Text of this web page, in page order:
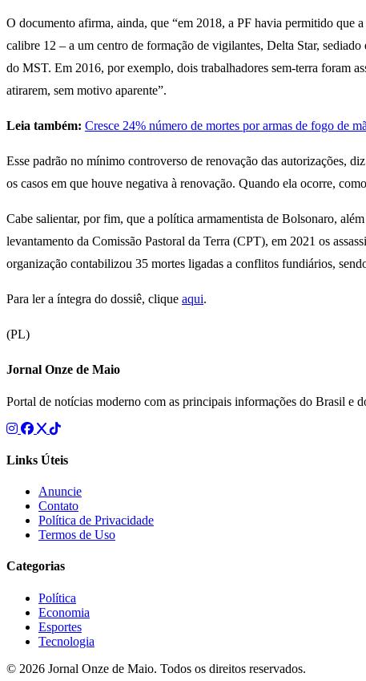
O documento afirma, ainda, que “em 2018, a PF havia permitido que
calibre 12 – a um centro de formação de vigilantes, Delta Star,
do MST. Em 2016, por exemplo, dois trabalhadores sem-terra foram
atirarem, sem motivo aparente”.
Leia também: Cresce 24% número de mortes por armas de fogo de
Esse padrão no mínimo controverso de renovação das autorizações,
os casos em que houve negativa à renovação. Quando ela ocorre,
Cabe salientar, por fim, que a política armamentista de Bolsonaro,
levantamento da Comissão Pastoral da Terra (CPT), em 2021 os
organização contabilizou 35 mortes ligadas a conflitos fundiários,
Para ler a íntegra do dossiê, clique aqui.
(PL)
Jornal Onze de Maio
Portal de notícias moderno com as principais informações do Brasil e
Links Úteis
Anuncie
Contato
Política de Privacidade
Termos de Uso
Categorias
Política
Economia
Esportes
Tecnologia
© 2026 Jornal Onze de Maio. Todos os direitos reservados.